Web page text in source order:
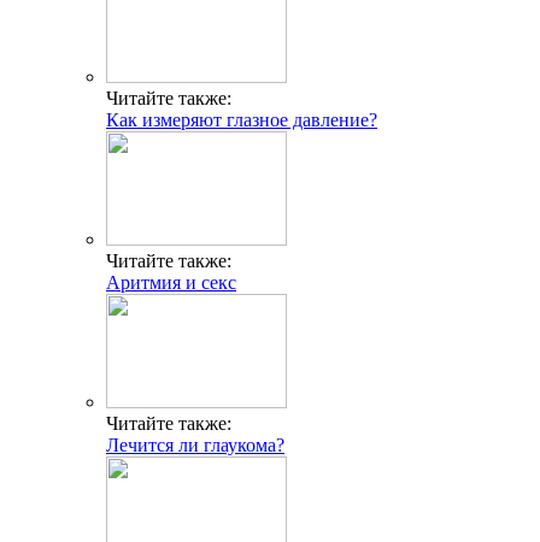
Читайте также:
Как измеряют глазное давление?
Читайте также:
Аритмия и секс
Читайте также:
Лечится ли глаукома?